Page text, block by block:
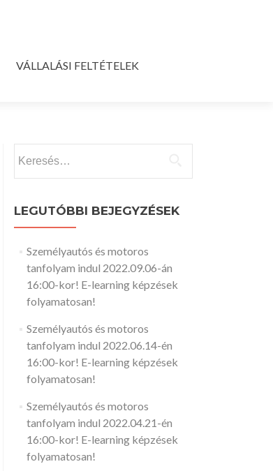
VÁLLALÁSI FELTÉTELEK
LEGUTÓBBI BEJEGYZÉSEK
Személyautós és motoros
tanfolyam indul 2022.09.06-án
16:00-kor! E-learning képzések
folyamatosan!
Személyautós és motoros
tanfolyam indul 2022.06.14-én
16:00-kor! E-learning képzések
folyamatosan!
Személyautós és motoros
tanfolyam indul 2022.04.21-én
16:00-kor! E-learning képzések
folyamatosan!